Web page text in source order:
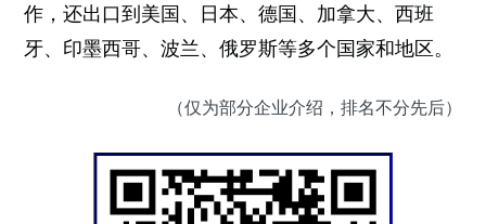
作，还出口到美国、日本、德国、加拿大、西班
牙、印墨西哥、波兰、俄罗斯等多个国家和地区。
（仅为部分企业介绍，排名不分先后）